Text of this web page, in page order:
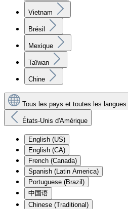
Vietnam
Brésil
Mexique
Taïwan
Chine
Tous les pays et toutes les langues
États-Unis d'Amérique
English (US)
English (CA)
French (Canada)
Spanish (Latin America)
Portuguese (Brazil)
中国语
Chinese (Traditional)